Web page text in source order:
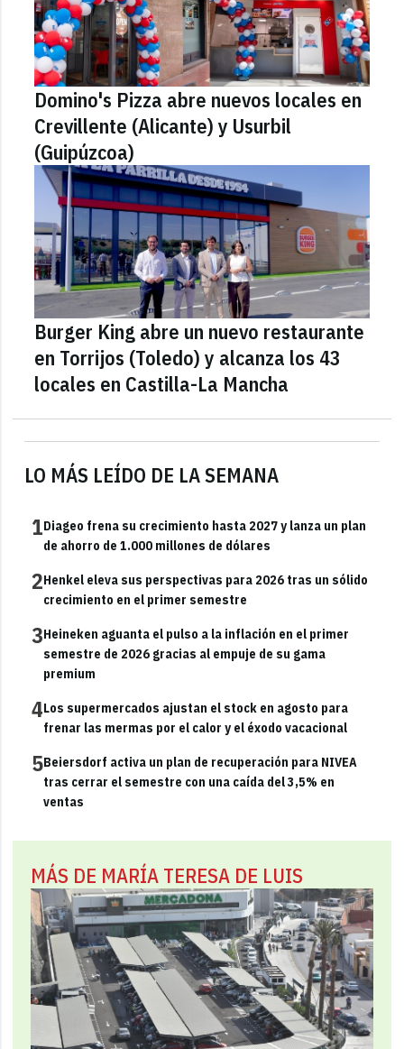
LO MÁS LEÍDO DE LA SEMANA
1Diageo frena su crecimiento hasta 2027 y lanza un plan
de ahorro de 1.000 millones de dólares
2Henkel eleva sus perspectivas para 2026 tras un sólido
crecimiento en el primer semestre
3Heineken aguanta el pulso a la inflación en el primer
semestre de 2026 gracias al empuje de su gama
premium
4Los supermercados ajustan el stock en agosto para
frenar las mermas por el calor y el éxodo vacacional
5Beiersdorf activa un plan de recuperación para NIVEA
tras cerrar el semestre con una caída del 3,5% en
ventas
MÁS DE MARÍA TERESA DE LUIS
Domino's Pizza abre nuevos locales en
Crevillente (Alicante) y Usurbil
(Guipúzcoa)
Burger King abre un nuevo restaurante
en Torrijos (Toledo) y alcanza los 43
locales en Castilla-La Mancha